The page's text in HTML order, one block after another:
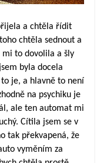
a chtěla řídit
chtěla sednout a
mi to dovolila a šly
byla docela
je, a hlavně to není
na psychiku je
ale ten automat mi
Cítila jsem se v
tak překvapená, že
vyměním za